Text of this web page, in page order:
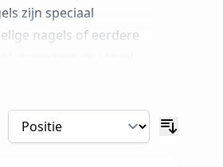
zijn speciaal
nagels of eerdere
waardoor deze
Zo bied je een